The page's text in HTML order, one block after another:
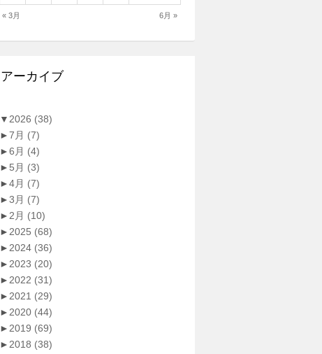
« 3月 6月 »
アーカイブ
▼ 2026 (38)
►7月 (7)
►6月 (4)
► 5月 (3)
►4月 (7)
►3月 (7)
► 2月 (10)
► 2025 (68)
► 2024 (36)
► 2023 (20)
► 2022 (31)
► 2021 (29)
► 2020 (44)
► 2019 (69)
► 2018 (38)